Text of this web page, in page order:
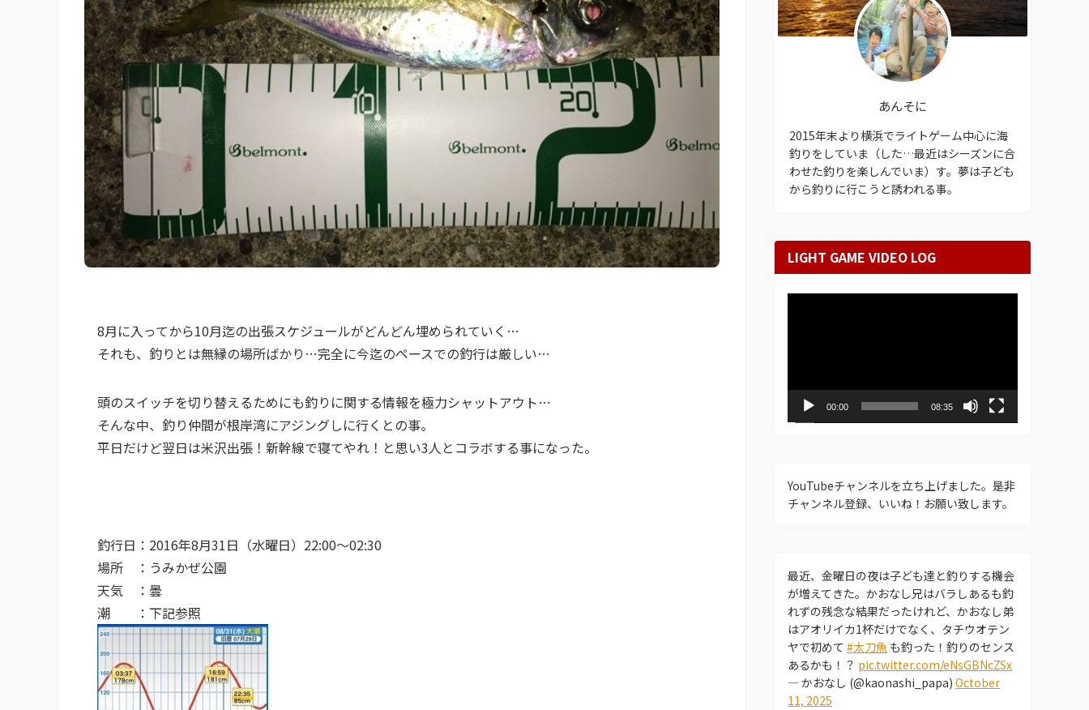
8月に入ってから10月迄の出張スケジュールがどんどん埋められていく…
それも、釣りとは無縁の場所ばかり…完全に今迄のペースでの釣行は厳しい…
頭のスイッチを切り替えるためにも釣りに関する情報を極力シャットアウト…
そんな中、釣り仲間が根岸湾にアジングしに行くとの事。
平日だけど翌日は米沢出張！新幹線で寝てやれ！と思い3人とコラボする事になった。
釣行日：2016年8月31日（水曜日）22:00〜02:30
場所 ：うみかぜ公園
天気 ：曇
潮 ：下記参照
あんそに
2015年末より横浜でライトゲーム中心に海
釣りをしていま（した…最近はシーズンに合
わせた釣りを楽しんでいま）す。夢は子ども
から釣りに行こうと誘われる事。
LIGHT GAME VIDEO LOG
ヤ
00:00 08:35
YouTubeチャンネルを立ち上げました。是非
チャンネル登録、いいね！お願い致します。
最近、金曜日の夜は子ども達と釣りする機会
が増えてきた。かおなし兄はバラしあるも釣
れずの残念な結果だったけれど、かおなし弟
はアオリイカ1杯だけでなく、タチウオテン
ヤで初めて #太刀魚 も釣った！釣りのセンス
あるかも！？ pic.twitter.com/eNsGBNcZSx
— かおなし (@kaonashi_papa) October
11, 2025